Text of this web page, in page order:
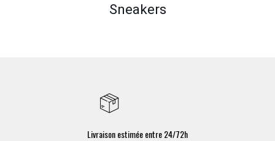
Sneakers
Livraison estimée entre 24/72h